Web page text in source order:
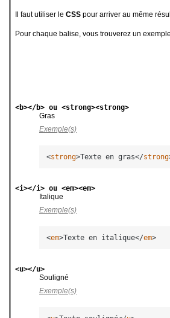
Il faut utiliser le CSS pour arriver au même
Pour chaque balise, vous trouverez un
<b></b> ou <strong><strong>
Gras
Exemple(s)
<strong>Texte en gras</strong
<i></i> ou <em><em>
Italique
Exemple(s)
<em>Texte en italique</em>
<u></u>
Souligné
Exemple(s)